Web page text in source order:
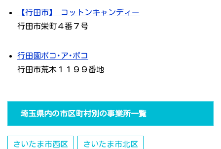
【行田市】 コットンキャンディー
行田市栄町４番７号
行田園ポコ･ア･ポコ
行田市荒木１１９９番地
埼玉県内の市区町村別の事業所一覧
さいたま市西区 さいたま市北区